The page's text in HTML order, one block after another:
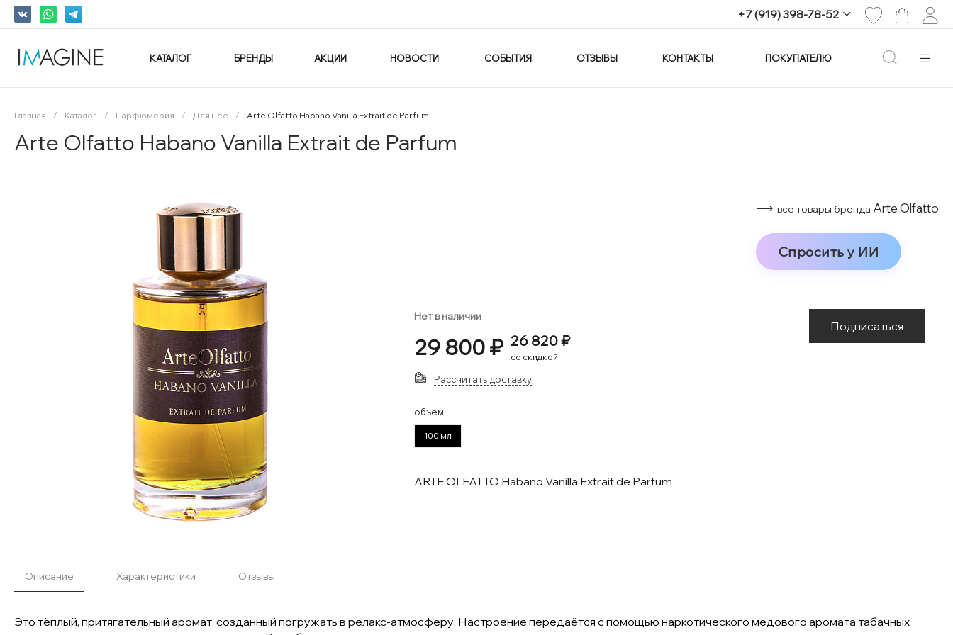
+7 (919) 398-78-52
+7 (919) 398-78-52
КАТАЛОГ БРЕНДЫ АКЦИИ НОВОСТИ СОБЫТИЯ ОТЗЫВЫ КОНТАКТЫ ПОКУПАТЕЛЮ
Главная / Каталог / Парфюмерия / Для неё / Arte Olfatto Habano Vanilla Extrait de Parfum
Arte Olfatto Habano Vanilla Extrait de Parfum
⟶ все товары бренда Arte Olfatto
Спросить у ИИ
Нет в наличии
29 800 ₽ 26 820 ₽
со скидкой
Подписаться
Рассчитать доставку
объем
100 мл
ARTE OLFATTO Habano Vanilla Extrait de Parfum
Описание Характеристики Отзывы
Это тёплый, притягательный аромат, созданный погружать в релакс-атмосферу. Настроение передаётся с помощью наркотического медового аромата табачных